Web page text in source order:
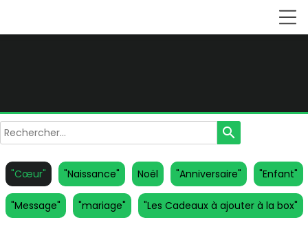
search
"Cœur" "Naissance" Noël "Anniversaire" "Enfant"
"Message" "mariage" "Les Cadeaux à ajouter à la box"